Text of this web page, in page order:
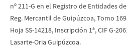
nº 211-G en el Registro de Entidades
Reg. Mercantil de Guipúzcoa, Tomo
Hoja SS-14218, Inscripción 1ª, CIF G-
Lasarte-Oria Guipúzcoa.